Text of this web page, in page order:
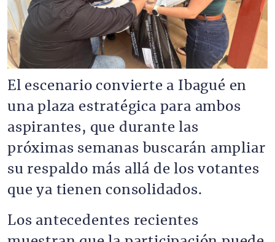
El escenario convierte a Ibagué en
una plaza estratégica para ambos
aspirantes, que durante las
próximas semanas buscarán ampliar
su respaldo más allá de los votantes
que ya tienen consolidados.
Los antecedentes recientes